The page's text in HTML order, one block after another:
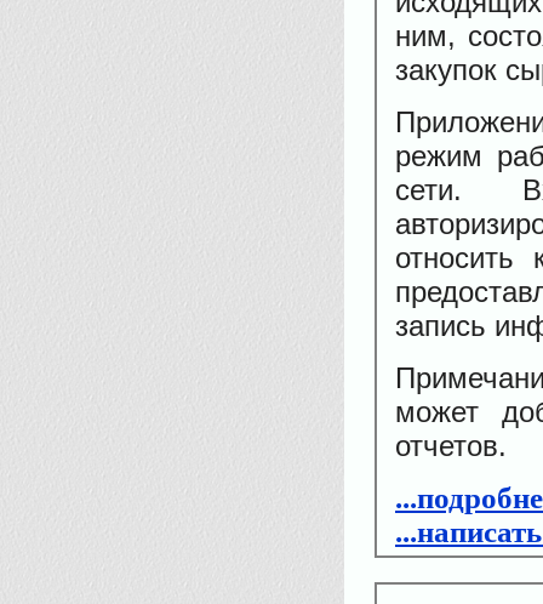
ним,
закупок
режим
сети.
относить
запись
может
отчетов.